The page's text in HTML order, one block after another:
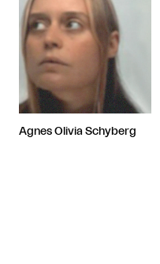
Agnes Olivia Schyberg